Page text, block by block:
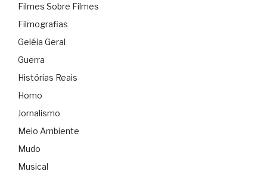
Filmes Sobre Filmes
Filmografias
Geléia Geral
Guerra
Histórias Reais
Homo
Jornalismo
Meio Ambiente
Mudo
Musical